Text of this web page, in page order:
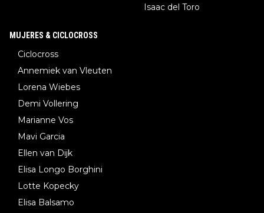
Isaac del Toro
MUJERES & CICLOCROSS
Ciclocross
Annemiek van Vleuten
Lorena Wiebes
Demi Vollering
Marianne Vos
Mavi Garcia
Ellen van Dijk
Elisa Longo Borghini
Lotte Kopecky
Elisa Balsamo